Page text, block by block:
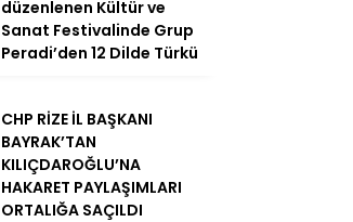
düzenlenen Kültür ve
Sanat Festivalinde Grup
Peradi’den 12 Dilde Türkü
CHP RİZE İL BAŞKANI
BAYRAK’TAN
KILIÇDAROĞLU’NA
HAKARET PAYLAŞIMLARI
ORTALIĞA SAÇILDI